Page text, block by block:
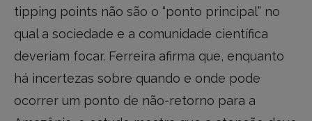
tipping points não são o “ponto principal” no
qual a sociedade e a comunidade científica
deveriam focar. Ferreira afirma que, enquanto
há incertezas sobre quando e onde pode
ocorrer um ponto de não-retorno para a